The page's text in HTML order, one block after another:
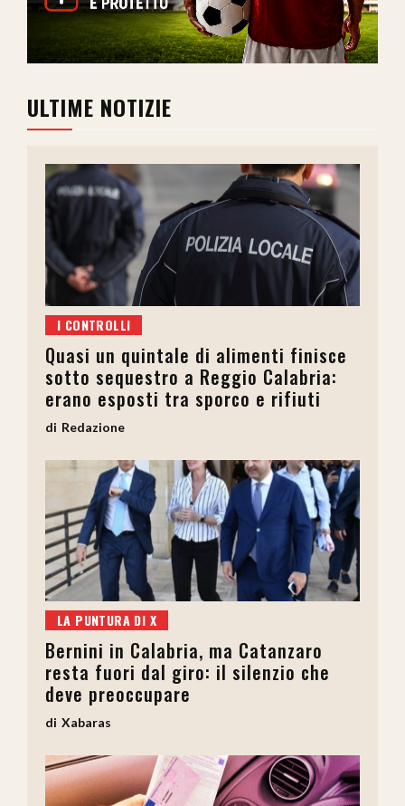
ULTIME NOTIZIE
I CONTROLLI
Quasi un quintale di alimenti finisce
sotto sequestro a Reggio Calabria:
erano esposti tra sporco e rifiuti
Redazione
LA PUNTURA DI X
Bernini in Calabria, ma Catanzaro
resta fuori dal giro: il silenzio che
deve preoccupare
Xabaras